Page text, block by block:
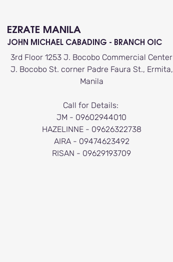
EZRATE MANILA
JOHN MICHAEL CABADING - BRANCH OIC
3rd Floor 1253 J. Bocobo Commercial Center
J. Bocobo St. corner Padre Faura St., Ermita,
Manila
Call for Details:
JM - 09602944010
HAZELINNE - 09626322738
AIRA - 09474623492
RISAN - 09629193709